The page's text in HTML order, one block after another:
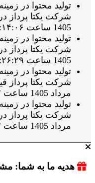
تولید محتوا در
1405 ساعت ۲۲:۱۴:۰۶
تولید محتوا در
1405 ساعت ۲۱:۲۶:۲۹
تولید محتوا در
مرداد 1405 ساعت ۲۱:۲۵:۳۲
تولید محتوا در
مرداد 1405 ساعت ۲۱:۲۵:۳۲
هدیه ما به شما: